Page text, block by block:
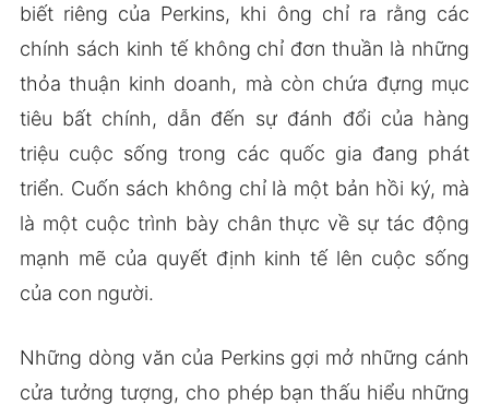
biết riêng của Perkins, khi ông chỉ ra rằng các
chính sách kinh tế không chỉ đơn thuần là những
thỏa thuận kinh doanh, mà còn chứa đựng mục
tiêu bất chính, dẫn đến sự đánh đổi của hàng
triệu cuộc sống trong các quốc gia đang phát
triển. Cuốn sách không chỉ là một bản hồi ký, mà
là một cuộc trình bày chân thực về sự tác động
mạnh mẽ của quyết định kinh tế lên cuộc sống
của con người.
Những dòng văn của Perkins gợi mở những cánh
cửa tưởng tượng, cho phép bạn thấu hiểu những